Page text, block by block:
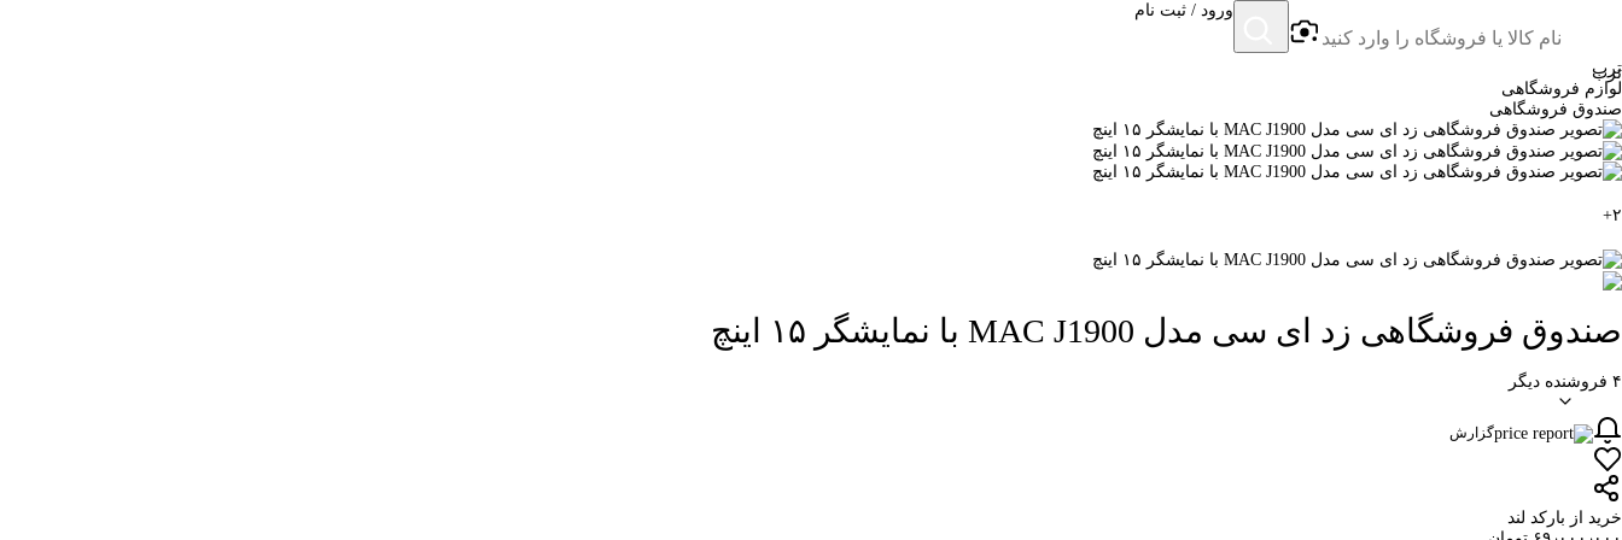
ترب
ورود / ثبت نام
ترب
لوازم فروشگاهی
صندوق فروشگاهی
۲+
صندوق فروشگاهی زد ای سی مدل MAC J1900 با نمایشگر ۱۵ اینچ
۴ فروشنده دیگر
گزارش
خرید از بارکد لند